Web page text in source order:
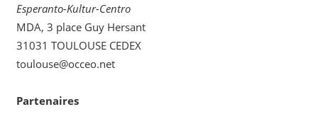
Esperanto-Kultur-Centro
MDA, 3 place Guy Hersant
31031 TOULOUSE CEDEX
toulouse@occeo.net
Partenaires